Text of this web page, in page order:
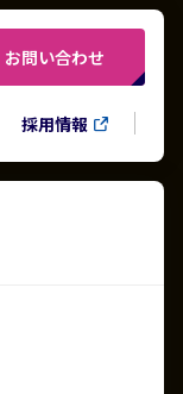
お問い合わせ
採用情報